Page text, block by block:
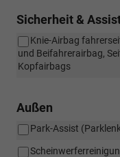
Sicherheit &
Knie-Airbag
und Beifahrerairbag,
Kopfairbags
Außen
Park-Assist